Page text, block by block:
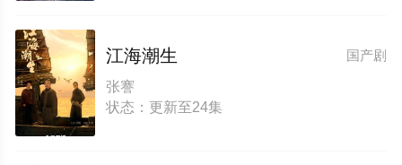
国产剧
江海潮生
张謇
状态：更新至24集